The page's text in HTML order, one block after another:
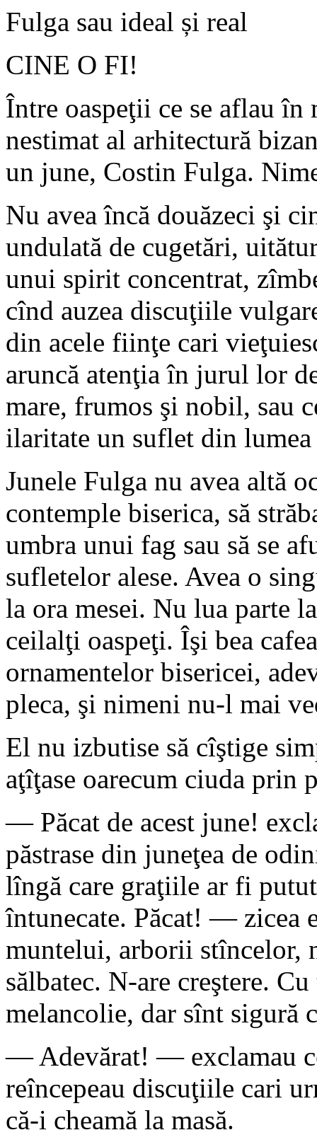
Fulga sau ideal și real
CINE O FI!
Între oaspeţii ce se aflau în
nestimat al arhitectură
un june, Costin Fulga.
Nu avea încă douăzeci şi
undulată de cugetări,
unui spirit concentrat,
cînd auzea discuţiile
din acele fiinţe cari
aruncă atenţia în jurul lor
mare, frumos şi nobil, sau
ilaritate un suflet din
Junele Fulga nu avea altă
contemple biserica, să
umbra unui fag sau să se
sufletelor alese. Avea o
la ora mesei. Nu lua parte
ceilalţi oaspeţi. Îşi bea
ornamentelor bisericei,
pleca, şi nimeni nu-l mai
El nu izbutise să cîştige
aţîţase oarecum ciuda prin
— Păcat de acest june!
păstrase din juneţea de
lîngă care graţiile ar fi
întunecate. Păcat! —
muntelui, arborii stîncelor,
sălbatec. N-are creştere.
melancolie, dar sînt sigură
— Adevărat! — exclamau
reîncepeau discuţiile cari
că-i cheamă la masă.